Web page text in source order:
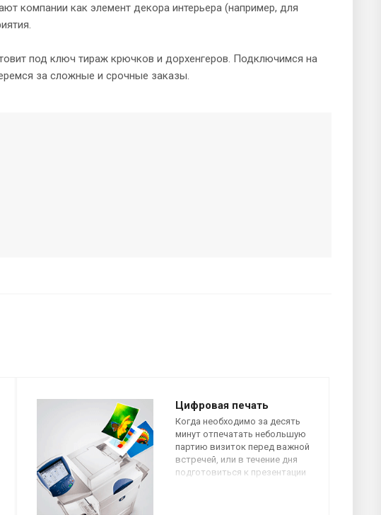
компании как элемент декора интерьера (например, для
под ключ тираж крючков и дорхенгеров. Подключимся на
за сложные и срочные заказы.
Цифровая печать
Когда необходимо за десять
минут отпечатать небольшую
партию визиток перед важной
встречей, или в течение дня
подготовиться к презентации